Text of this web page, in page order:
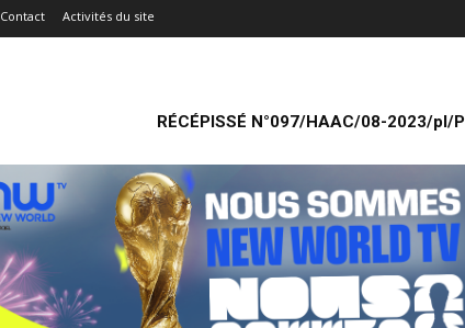
Contact Activités du site
RÉCÉPISSÉ N°097/HAAC/08-2023/pl/P